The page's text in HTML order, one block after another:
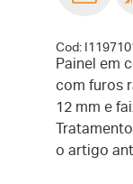
Cod:
Painel em
com furos
12 mm e
o artigo